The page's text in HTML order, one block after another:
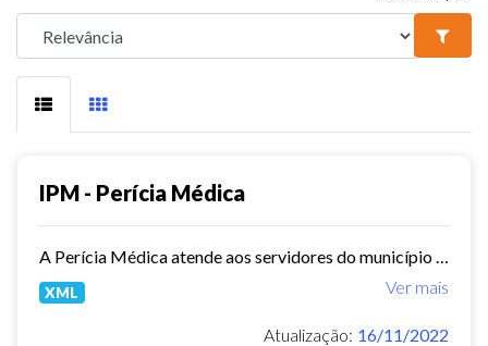
IPM - Perícia Médica
Ver mais
XML
Atualização: 16/11/2022